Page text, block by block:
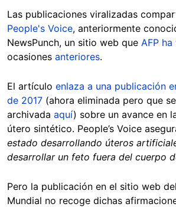
Las publicaciones viralizadas
People's Voice, anteriormente
NewsPunch, un sitio web que AFP
ocasiones anteriores.
El artículo enlaza a una publicación
de 2017 (ahora eliminada pero que
archivada aquí) sobre un avance en
útero sintético. People’s Voice
estado desarrollando úteros
desarrollar un feto fuera del cuerpo
Pero la publicación en el sitio web
Mundial no recoge dichas